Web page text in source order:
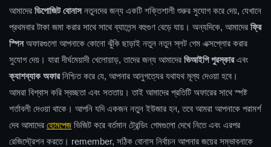
আমাদের ডিপোজিট বোনাসনতুনদের জন্য একটি শক্তিশালী শুরুর সুযোগ করে দেয়, যেখানে
প্রথমবার টাকা জমা করার সাথে সাথে ব্যালেন্স বহুগুণ বেড়ে যায়। অন্যদিকে, আমাদের ফ্রি
স্পিনঅফারগুলো আপনাকে কোনো ঝুঁকি ছাড়াই নতুন নতুন স্লট গেম এক্সপ্লোর করার
সুযোগ দেয়। যারা দীর্ঘমেয়াদী খেলোয়াড়, তাদের জন্য আমাদের ভিআইপি পুরস্কারএবং
ক্যাশব্যাক অফারনিশ্চিত করে যে, আপনার আনুগত্যের যথাযথ মূল্য দেওয়া হবে।
আমরা বিশ্বাস করি স্বচ্ছতা এবং সততায়। তাই আমাদের প্রতিটি অফারের সাথে স্পষ্ট
শর্তাবলী দেওয়া থাকে। আপনি যদি একজন নতুন ইউজার হন, তবে আমরা আপনাকে পরামর্শ
দেব আমাদের হোমপেজ ভিজিট করে বর্তমান ট্রেন্ডিং গেমগুলো দেখে নিতে এবং এরপর
রেজিস্ট্রেশন করতে। remember, সঠিক বোনাস নির্বাচন আপনার জয়ের সম্ভাবনাকে